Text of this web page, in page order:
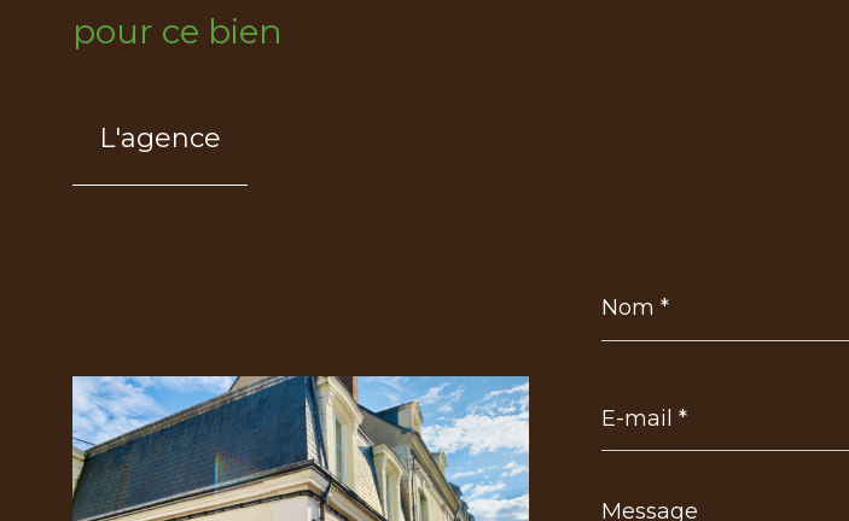
pour ce bien
L'agence
*
mail
*
Message